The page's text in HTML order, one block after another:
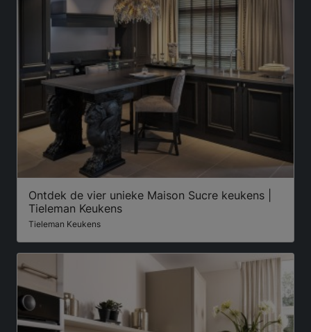
Ontdek de vier unieke Maison Sucre keukens |
Tieleman Keukens
Tieleman Keukens